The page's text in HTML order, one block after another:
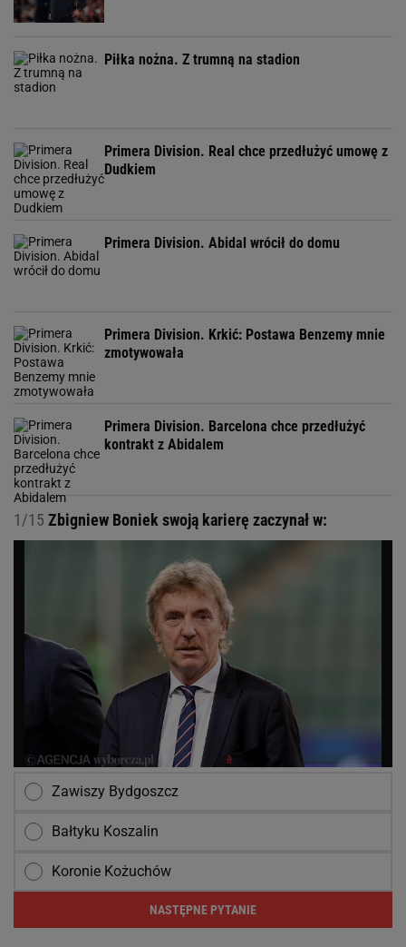
Piłka nożna. Z trumną na stadion
Primera Division. Real chce przedłużyć umowę z
Dudkiem
Primera Division. Abidal wrócił do domu
Primera Division. Krkić: Postawa Benzemy mnie
zmotywowała
Primera Division. Barcelona chce przedłużyć
kontrakt z Abidalem
1/15 Zbigniew Boniek swoją karierę zaczynał w:
Zawiszy Bydgoszcz
Bałtyku Koszalin
Koronie Kożuchów
NASTĘPNE PYTANIE